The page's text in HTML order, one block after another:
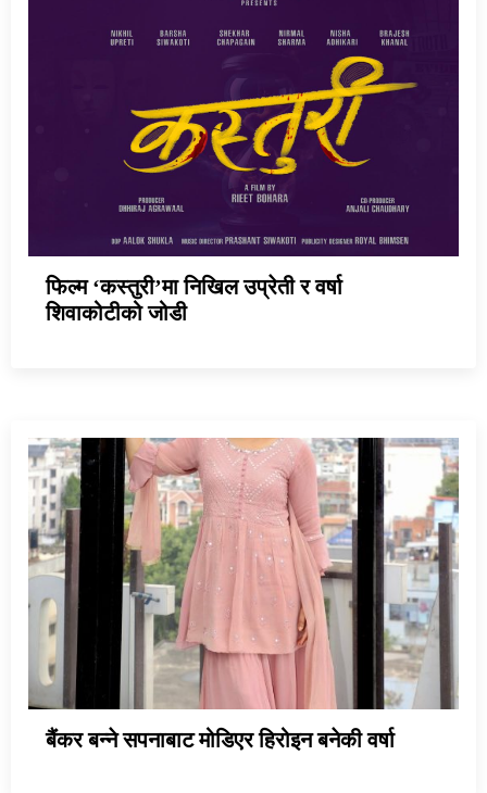
फिल्म ‘कस्तुरी’मा निखिल उप्रेती र वर्षा
शिवाकोटीको जोडी
बैंकर बन्ने सपनाबाट मोडिएर हिरोइन बनेकी वर्षा